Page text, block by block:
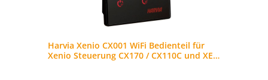
Harvia Xenio CX001 WiFi Bedienteil für
Xenio Steuerung CX170 / CX110C und XE